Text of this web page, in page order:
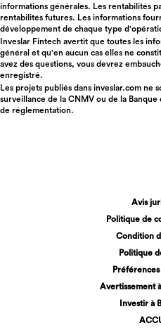
informations générales. Les rentabilités
rentabilités futures. Les informations
développement de chaque type
Inveslar Fintech avertit que toutes les
général et qu'en aucun cas elles ne
avez des questions, vous devrez
enregistré.
Les projets publiés dans inveslar.com ne
surveillance de la CNMV ou de la
de réglementation.
Avis
Politique de
Condition
Politique
Avertissement
Investir à